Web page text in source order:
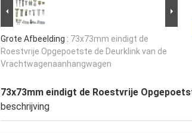
Grote Afbeelding : 73x73mm eindigt de
Roestvrije Opgepoetste de Deurklink van de
Vrachtwagenaanhangwagen
73x73mm eindigt de Roestvrije
beschrijving